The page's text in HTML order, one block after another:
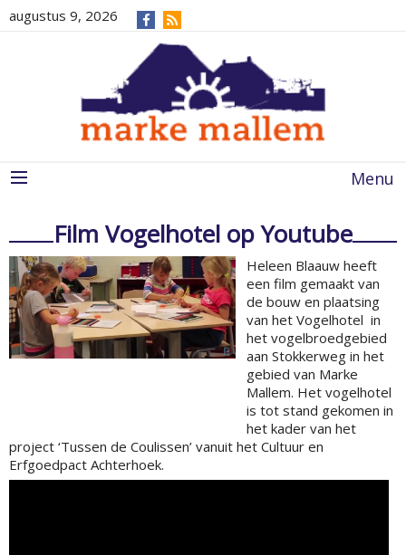
augustus 9, 2026
Menu
Film Vogelhotel op Youtube
Heleen Blaauw heeft
een film gemaakt van
de bouw en plaatsing
van het Vogelhotel in
het vogelbroedgebied
aan Stokkerweg in het
gebied van Marke
Mallem. Het vogelhotel
is tot stand gekomen in
het kader van het
project ‘Tussen de Coulissen’ vanuit het Cultuur en
Erfgoedpact Achterhoek.